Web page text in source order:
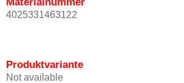
4025331463122
Produktvariante
Not available